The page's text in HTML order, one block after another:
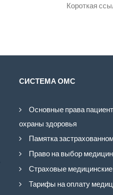
Короткая
СИСТЕМА ОМС
Основные права
охраны здоровья
Памятка
Право на выбор
Страховые медицинские
Тарифы на оплату